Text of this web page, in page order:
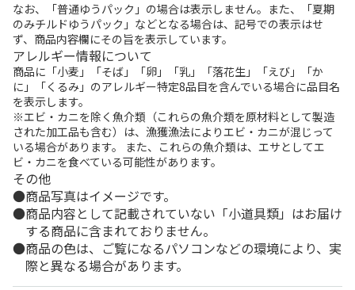
なお、「普通ゆうパック」の場合は表示しません。また、「夏期
のみチルドゆうパック」などとなる場合は、記号での表示はせ
ず、商品内容欄にその旨を表示しています。
アレルギー情報について
商品に「小麦」「そば」「卵」「乳」「落花生」「えび」「か
に」「くるみ」のアレルギー特定8品目を含んでいる場合に品目名
を表示します。
※エビ・カニを除く魚介類（これらの魚介類を原材料として製造
された加工品も含む）は、漁獲漁法によりエビ・カニが混じって
いる場合があります。 また、これらの魚介類は、エサとしてエ
ビ・カニを食べている可能性があります。
その他
商品写真はイメージです。
商品内容として記載されていない「小道具類」はお届け
する商品に含まれておりません。
商品の色は、ご覧になるパソコンなどの環境により、実
際と異なる場合があります。